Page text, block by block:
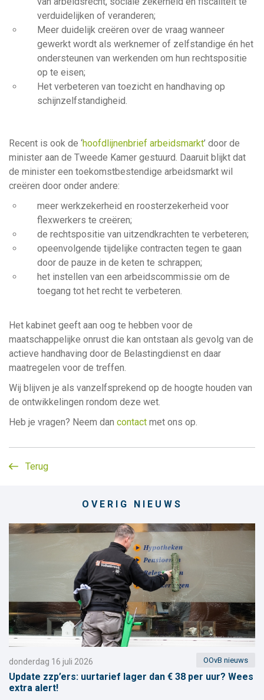
verduidelijken of veranderen;
Meer duidelijk creëren over de vraag wanneer
gewerkt wordt als werknemer of zelfstandige én het
ondersteunen van werkenden om hun rechtspositie
op te eisen;
Het verbeteren van toezicht en handhaving op
schijnzelfstandigheid.
Recent is ook de ‘hoofdlijnenbrief arbeidsmarkt’ door de
minister aan de Tweede Kamer gestuurd. Daaruit blijkt dat
de minister een toekomstbestendige arbeidsmarkt wil
creëren door onder andere:
meer werkzekerheid en roosterzekerheid voor
flexwerkers te creëren;
de rechtspositie van uitzendkrachten te verbeteren;
opeenvolgende tijdelijke contracten tegen te gaan
door de pauze in de keten te schrappen;
het instellen van een arbeidscommissie om de
toegang tot het recht te verbeteren.
Het kabinet geeft aan oog te hebben voor de
maatschappelijke onrust die kan ontstaan als gevolg van de
actieve handhaving door de Belastingdienst en daar
maatregelen voor de treffen.
Wij blijven je als vanzelfsprekend op de hoogte houden van
de ontwikkelingen rondom deze wet.
Heb je vragen? Neem dan contact met ons op.
Terug
OVERIG NIEUWS
OOvB nieuws
donderdag 16 juli 2026
Update zzp’ers: uurtarief lager dan € 38 per uur? Wees
extra alert!